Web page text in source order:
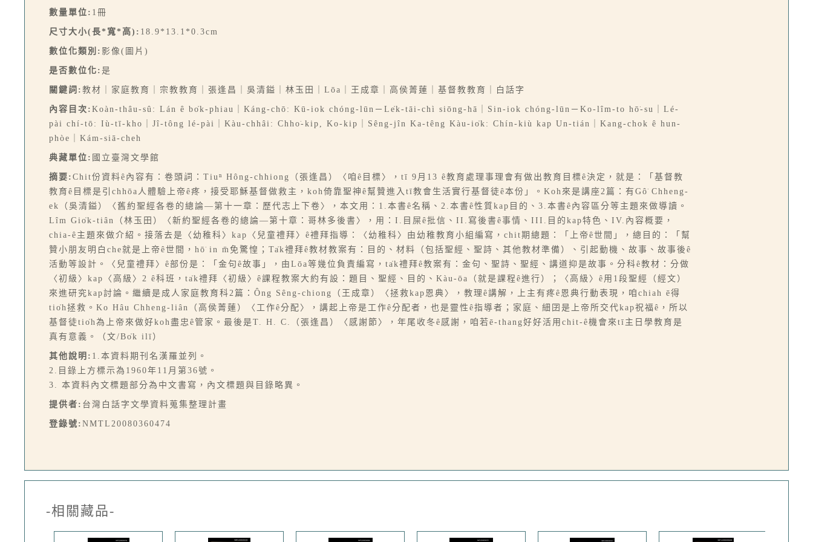
數量單位: 1冊
尺寸大小(長*寬*高): 18.9*13.1*0.3cm
數位化類別: 影像(圖片)
是否數位化: 是
關鍵詞: 教材｜家庭教育｜宗教教育｜張逢昌｜吳清鎰｜林玉田｜Lōa｜王成章｜高侯菁蓮｜基督教教育｜白話字
內容目次: Koàn-thâu-sû: Lán ê bo̍k-phiau｜Káng-chō: Kū-iok chóng-lūn－Le̍k-tāi-chì siōng-hā｜Sin-iok chóng-lūn－Ko-lîm-to hō͘-su｜Lé-
pài chí-tō: Iù-tī-kho｜Jî-tông lé-pài｜Kàu-chhâi: Chho͘-kip, Ko-kip｜Sêng-jîn Ka-têng Kàu-io̍k: Chín-kiù kap Un-tián｜Kang-chok ê hun-
phòe｜Kám-siā-cheh
典藏單位: 國立臺灣文學館
摘要: Chit份資料ê內容有：卷頭詞：Tiuⁿ Hông-chhiong（張逢昌）〈咱ê目標〉，tī 9月13 ê教育處理事理會有做出教育目標ê決定，就是：「基督教
教育ê目標是引chhōa人體驗上帝ê疼，接受耶穌基督做救主，koh倚靠聖神ê幫贊進入tī教會生活實行基督徒ê本份」。Koh來是講座2篇：有Gô͘ Chheng-
ek（吳清鎰）〈舊約聖經各卷的總論—第十一章：歷代志上下卷〉，本文用：1.本書ê名稱、2.本書ê性質kap目的、3.本書ê內容區分等主題來做導讀。
Lîm Gio̍k-tiân（林玉田）〈新約聖經各卷的總論—第十章：哥林多後書〉，用：I.目屎ê批信、II.寫後書ê事情、III.目的kap特色、IV.內容概要，
chia-ê主題來做介紹。接落去是〈幼稚科〉kap〈兒童禮拜〉ê禮拜指導：〈幼稚科〉由幼稚教育小組編寫，chit期總題：「上帝ê世間」，總目的：「幫
贊小朋友明白che就是上帝ê世間，hō͘ in m̄免驚惶；Ta̍k禮拜ê教材教案有：目的、材料（包括聖經、聖詩、其他教材準備）、引起動機、故事、故事後ê
活動等設計。〈兒童禮拜〉ê部份是：「金句ê故事」，由Lōa等幾位負責編寫，ta̍k禮拜ê教案有：金句、聖詩、聖經、講道抑是故事。分科ê教材：分做
〈初級〉kap〈高級〉2 ê科班，ta̍k禮拜〈初級〉ê課程教案大約有設：題目、聖經、目的、Kàu-ōa（就是課程ê進行）；〈高級〉ê用1段聖經（經文）
來進研究kap討論。繼續是成人家庭教育科2篇：Ông Sêng-chiong（王成章）〈拯救kap恩典〉，教理ê講解，上主有疼ê恩典行動表現，咱chiah ē得
tio̍h拯救。Ko Hâu Chheng-liân（高侯菁蓮）〈工作ê分配〉，講起上帝是工作ê分配者，也是靈性ê指導者；家庭、細囝是上帝所交代kap祝福ê，所以
基督徒tio̍h為上帝來做好koh盡忠ê管家。最後是T. H. C.（張逢昌）〈感謝節〉，年尾收冬ê感謝，咱若ē-thang好好活用chit-ê機會來tī主日學教育是
真有意義。（文/Bo̍k ilī）
其他說明: 1.本資料期刊名漢羅並列。
2.目錄上方標示為1960年11月第36號。
3. 本資料內文標題部分為中文書寫，內文標題與目錄略異。
提供者: 台灣白話字文學資料蒐集整理計畫
登錄號: NMTL20080360474
-相關藏品-